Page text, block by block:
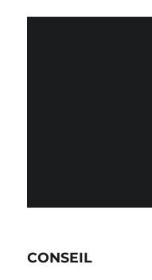
CONSEIL